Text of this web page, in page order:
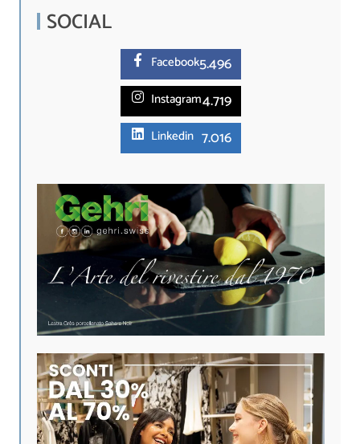
SOCIAL
Facebook5.496
Instagram4.719
Linkedin 7.016